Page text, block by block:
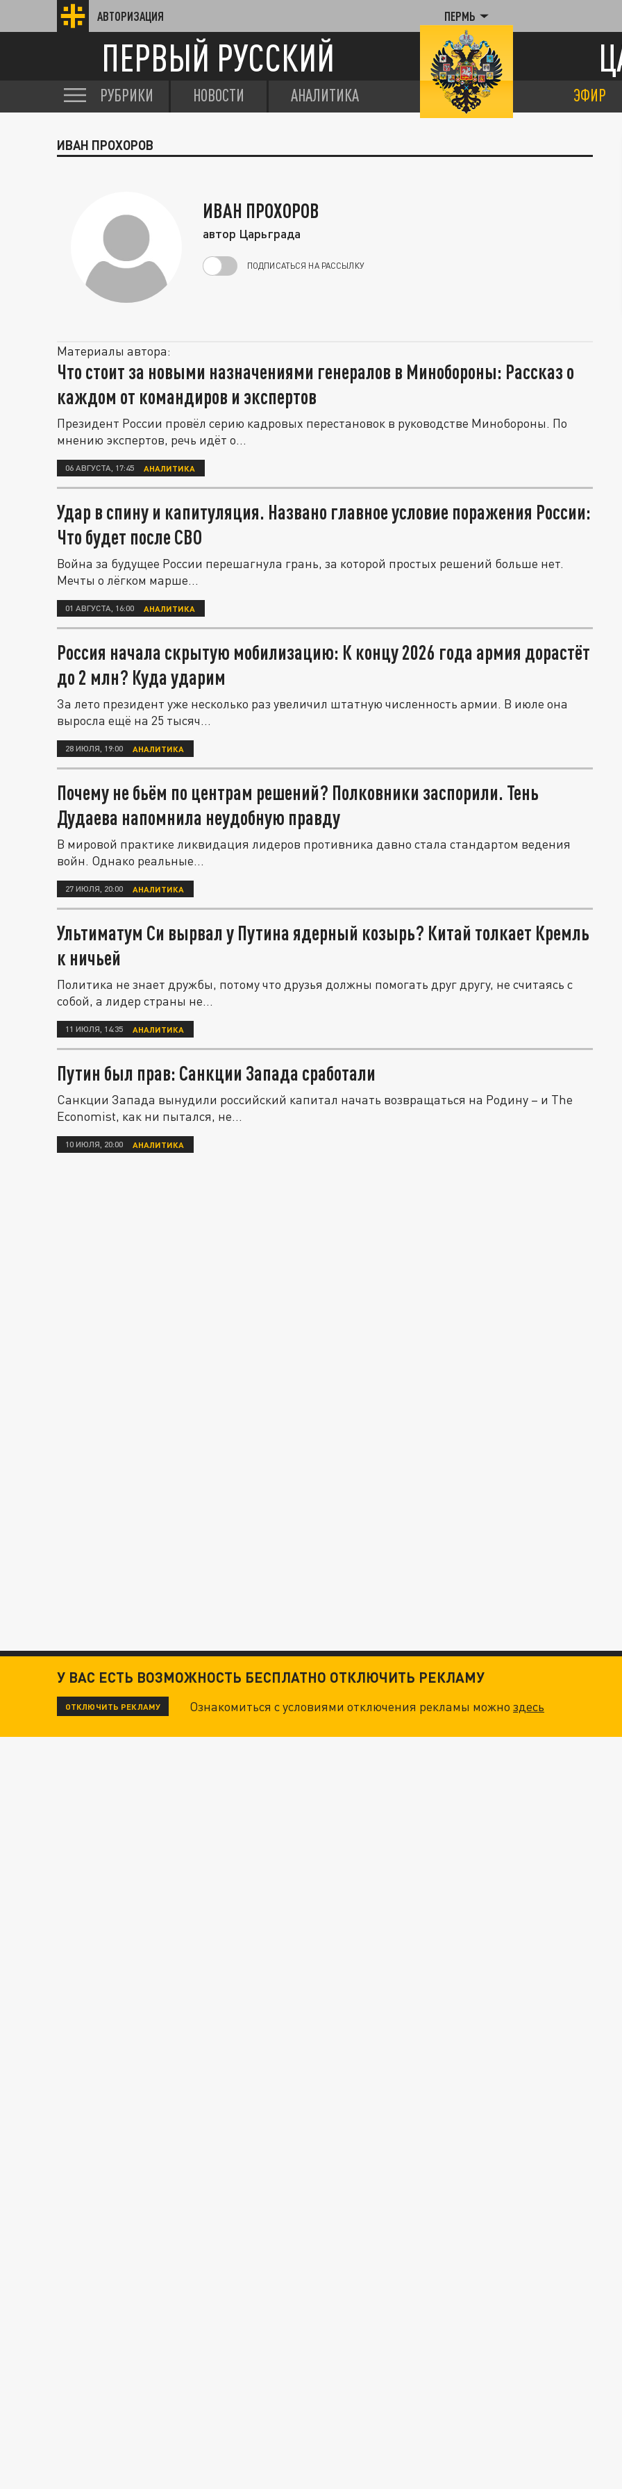
АВТОРИЗАЦИЯ ПЕРМЬ
ПЕРВЫЙ РУССКИЙ
РУБРИКИ НОВОСТИ АНАЛИТИКА ЭФИР
ИВАН ПРОХОРОВ
ИВАН ПРОХОРОВ
автор Царьграда
ПОДПИСАТЬСЯ НА РАССЫЛКУ
Материалы автора:
Что стоит за новыми назначениями генералов в Минобороны: Рассказ о
каждом от командиров и экспертов
Президент России провёл серию кадровых перестановок в руководстве Минобороны. По
мнению экспертов, речь идёт о...
06 АВГУСТА, 17:45 АНАЛИТИКА
Удар в спину и капитуляция. Названо главное условие поражения России:
Что будет после СВО
Война за будущее России перешагнула грань, за которой простых решений больше нет.
Мечты о лёгком марше...
01 АВГУСТА, 16:00 АНАЛИТИКА
Россия начала скрытую мобилизацию: К концу 2026 года армия дорастёт
до 2 млн? Куда ударим
За лето президент уже несколько раз увеличил штатную численность армии. В июле она
выросла ещё на 25 тысяч...
28 ИЮЛЯ, 19:00 АНАЛИТИКА
Почему не бьём по центрам решений? Полковники заспорили. Тень
Дудаева напомнила неудобную правду
В мировой практике ликвидация лидеров противника давно стала стандартом ведения
войн. Однако реальные...
27 ИЮЛЯ, 20:00 АНАЛИТИКА
Ультиматум Си вырвал у Путина ядерный козырь? Китай толкает Кремль
к ничьей
Политика не знает дружбы, потому что друзья должны помогать друг другу, не считаясь с
собой, а лидер страны не...
11 ИЮЛЯ, 14:35 АНАЛИТИКА
Путин был прав: Санкции Запада сработали
Санкции Запада вынудили российский капитал начать возвращаться на Родину – и The
Economist, как ни пытался, не...
10 ИЮЛЯ, 20:00 АНАЛИТИКА
У ВАС ЕСТЬ ВОЗМОЖНОСТЬ БЕСПЛАТНО ОТКЛЮЧИТЬ РЕКЛАМУ
ОТКЛЮЧИТЬ РЕКЛАМУ Ознакомиться с условиями отключения рекламы можноздесь